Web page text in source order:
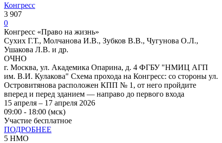
Конгресс
3 907
0
Конгресс «Право на жизнь»
Сухих Г.Т., Молчанова И.В., Зубков В.В., Чугунова О.Л.,
Ушакова Л.В. и др.
ОЧНО
г. Москва, ул. Академика Опарина, д. 4 ФГБУ "НМИЦ АГП
им. В.И. Кулакова" Схема прохода на Конгресс: со стороны ул.
Островитянова расположен КПП № 1, от него пройдите
вперед и перед зданием — направо до первого входа
15 апреля – 17 апреля 2026
09:00 - 18:00 (мск)
Участие бесплатное
ПОДРОБНЕЕ
5 НМО